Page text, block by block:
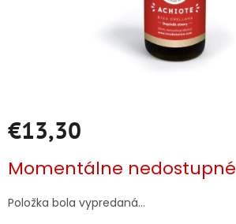
€13,30
cena:
Momentálne nedostupné
Položka bola vypredaná…